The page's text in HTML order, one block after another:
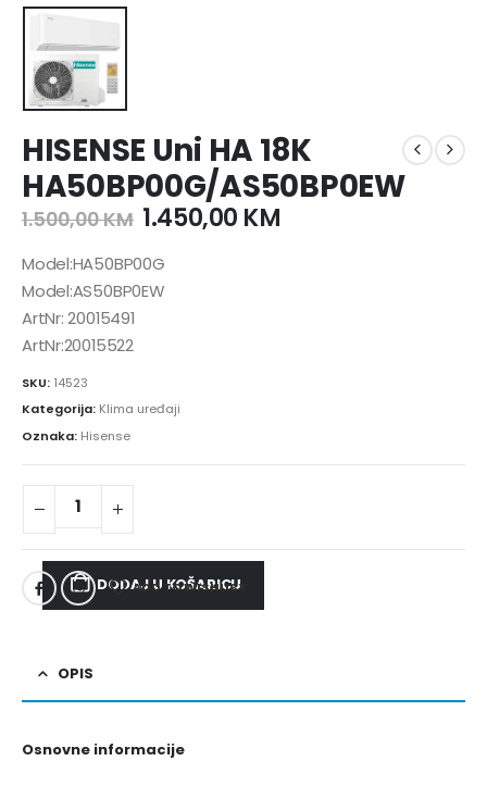
HISENSE Uni HA 18K
HA50BP00G/AS50BP0EW
1.500,00KM 1.450,00 KM
Model:HA50BP00G
Model:AS50BP0EW
ArtNr: 20015491
ArtNr:20015522
SKU: 14523
Kategorija: Klima uređaji
Oznaka: Hisense
DODAJ U KOŠARICU
ADD TO WISHLIST
OPIS
Osnovne informacije